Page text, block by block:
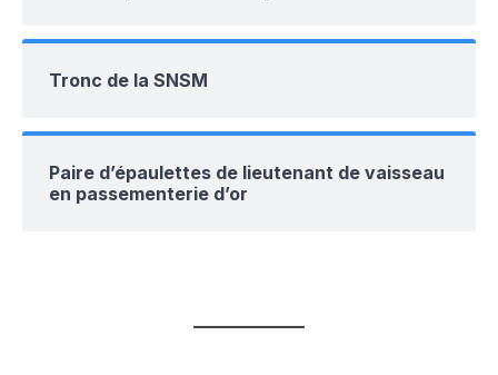
Tronc de la SNSM
Paire d’épaulettes de lieutenant de vaisseau
en passementerie d’or